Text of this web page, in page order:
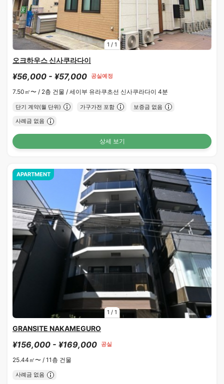
1 / 1
오크하우스 신사쿠라다이
¥56,000 - ¥57,000 공실예정
7.50㎡〜 / 2층 건물 / 세이부 유라쿠초선 신사쿠라다이 4분
단기 계약(월 단위) 가구가전 포함 보증금 없음
사례금 없음
상세 보기
1 / 1
APARTMENT
GRANSITE NAKAMEGURO
¥156,000 - ¥169,000 공실
25.44㎡〜 / 11층 건물
사례금 없음